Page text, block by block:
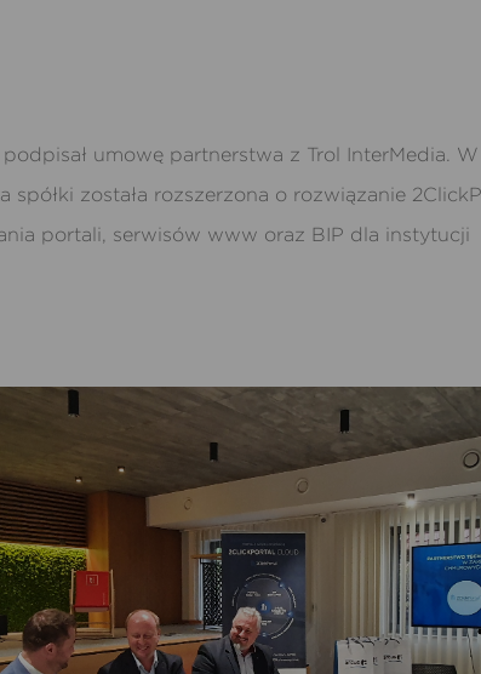
umowę partnerstwa z Trol InterMedia.
spółki została rozszerzona o rozwiązanie
portali, serwisów www oraz BIP dla instytucji